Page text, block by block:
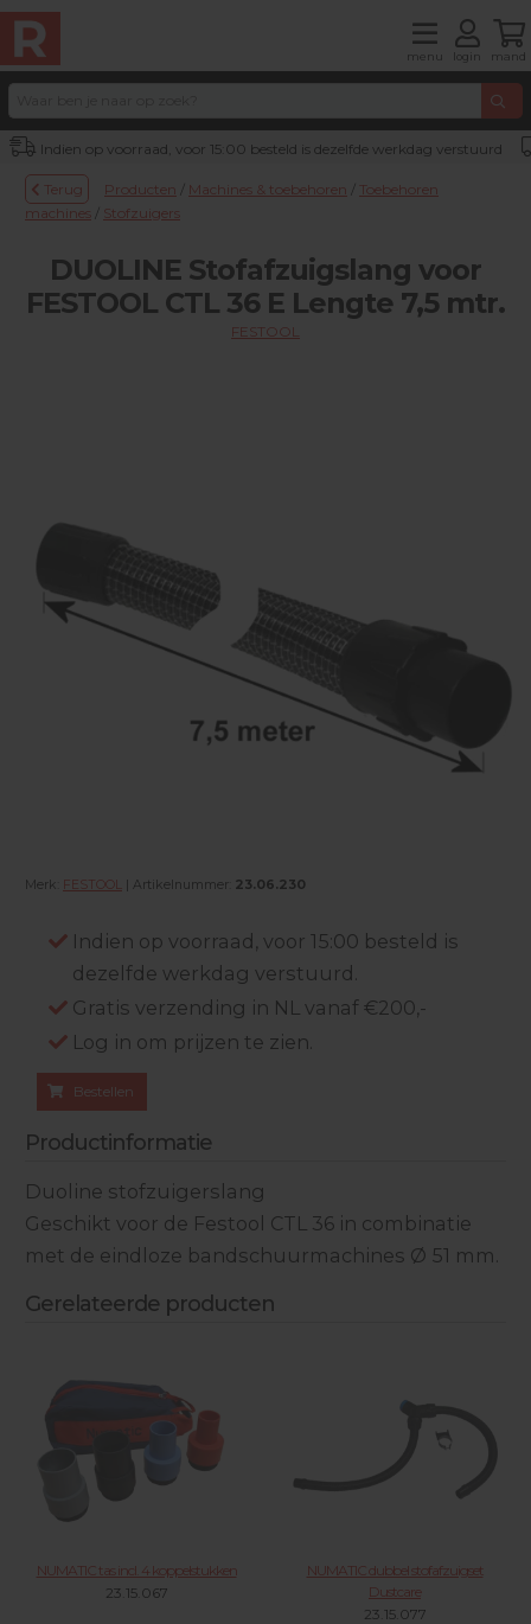
menu login mand
Indien op voorraad, voor 15:00 besteld is dezelfde werkdag verstuurd
Terug Producten / Machines & toebehoren / Toebehoren
machines / Stofzuigers
DUOLINE Stofafzuigslang voor
FESTOOL CTL 36 E Lengte 7,5 mtr.
FESTOOL
Merk: FESTOOL | Artikelnummer: 23.06.230
Indien op voorraad, voor 15:00 besteld is
dezelfde werkdag verstuurd.
Gratis verzending in NL vanaf €200,-
Log in om prijzen te zien.
Bestellen
Productinformatie
Duoline stofzuigerslang
Geschikt voor de Festool CTL 36 in combinatie
met de eindloze bandschuurmachines Ø 51 mm.
Gerelateerde producten
NUMATIC tas incl. 4 koppelstukken
23.15.067
NUMATIC dubbel stofafzuigset
Dustcare
23.15.077